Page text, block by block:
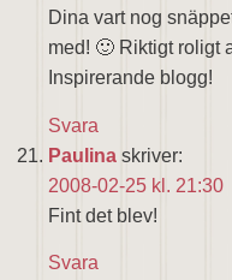
Dina vart nog
med! 🙂 Riktigt roligt
Inspirerande blogg!
Svara
Paulina skriver:
2008-02-25 kl. 21:30
Fint det blev!
Svara